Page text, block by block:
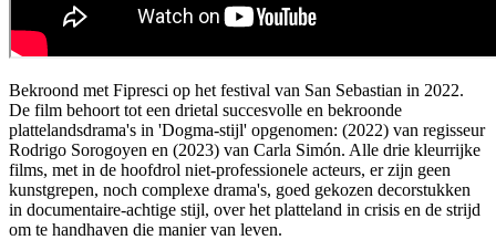
Bekroond met Fipresci op het festival van San Sebastian in 2022.
De film behoort tot een drietal succesvolle en bekroonde
plattelandsdrama's in 'Dogma-stijl' opgenomen: (2022) van regisseur
Rodrigo Sorogoyen en (2023) van Carla Simón. Alle drie kleurrijke
films, met in de hoofdrol niet-professionele acteurs, er zijn geen
kunstgrepen, noch complexe drama's, goed gekozen decorstukken
in documentaire-achtige stijl, over het platteland in crisis en de strijd
om te handhaven die manier van leven.